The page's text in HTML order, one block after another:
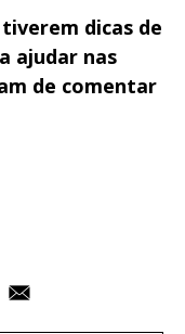
tiverem dicas de
ajudar nas
de comentar